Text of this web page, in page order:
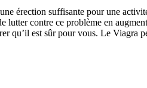
érection suffisante pour une
contre ce problème en
qu’il est sûr pour vous. Le Viagra